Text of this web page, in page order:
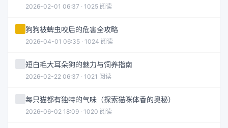
2026-02-01 06:37 · 1025 阅读
狗狗被蜱虫咬后的危害全攻略
2026-04-01 06:35 · 1024 阅读
短白毛大耳朵狗的魅力与饲养指南
2026-02-22 06:37 · 1021 阅读
每只猫都有独特的气味（探索猫咪体香的奥秘）
2026-06-02 18:09 · 1020 阅读